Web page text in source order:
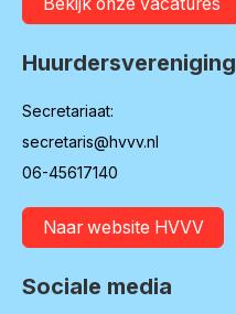
Huurdersvereniging
Secretariaat:
secretaris@hvvv.nl
06-45617140
Naar website HVVV
Sociale media